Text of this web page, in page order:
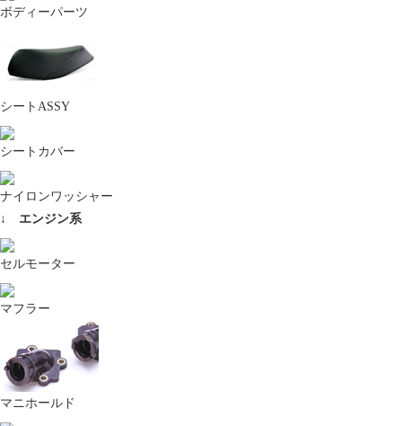
ボディーパーツ
シートASSY
シートカバー
ナイロンワッシャー
↓ エンジン系
セルモーター
マフラー
マニホールド